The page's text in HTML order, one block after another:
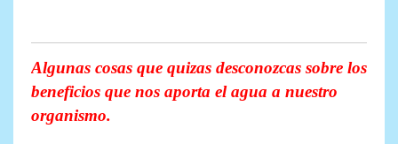
Algunas cosas que quizas desconozcas sobre los
beneficios que nos aporta el agua a nuestro
organismo.